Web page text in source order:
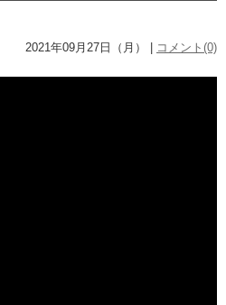
2021年09月27日（月） | コメント(0)